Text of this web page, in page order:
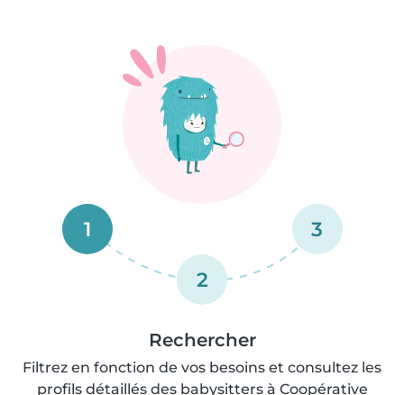
1
2
3
Rechercher
Filtrez en fonction de vos besoins et consultez les
profils détaillés des babysitters à Coopérative